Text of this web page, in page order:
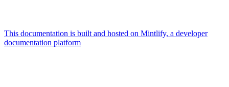
This documentation is built and hosted on Mintlify, a developer
documentation platform